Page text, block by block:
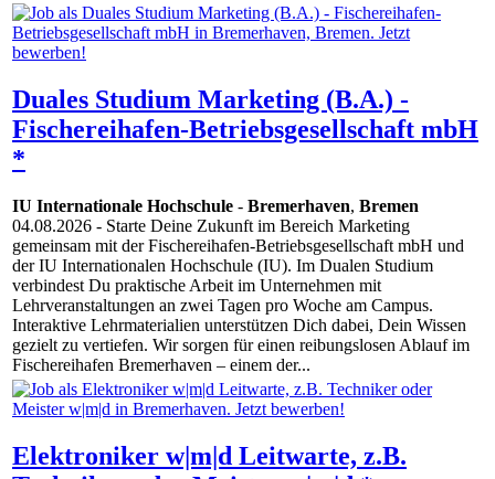
Duales Studium Marketing (B.A.) -
Fischereihafen-Betriebsgesellschaft mbH
*
IU Internationale Hochschule - Bremerhaven, Bremen
04.08.2026 - Starte Deine Zukunft im Bereich Marketing
gemeinsam mit der Fischereihafen-Betriebsgesellschaft mbH und
der IU Internationalen Hochschule (IU). Im Dualen Studium
verbindest Du praktische Arbeit im Unternehmen mit
Lehrveranstaltungen an zwei Tagen pro Woche am Campus.
Interaktive Lehrmaterialien unterstützen Dich dabei, Dein Wissen
gezielt zu vertiefen. Wir sorgen für einen reibungslosen Ablauf im
Fischereihafen Bremerhaven – einem der...
Elektroniker w|m|d Leitwarte, z.B.